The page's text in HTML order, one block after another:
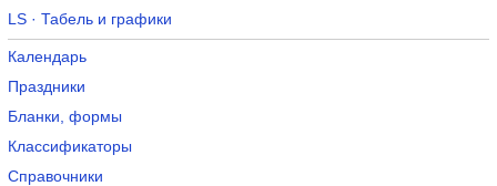
LS · Табель и графики
Календарь
Праздники
Бланки, формы
Классификаторы
Справочники